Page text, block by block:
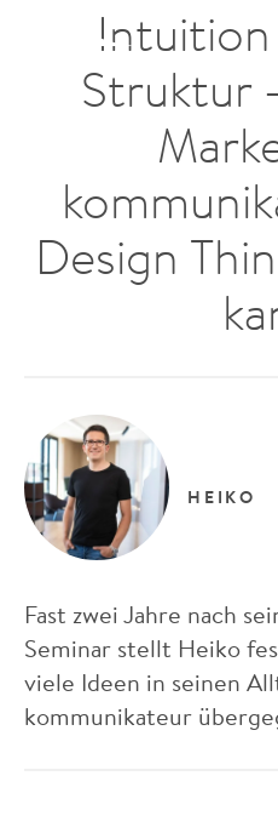
Struktur
Design
HEIKO
Fast zwei Jahre nach
Seminar stellt Heiko
viele Ideen in seinen
kommunikateur